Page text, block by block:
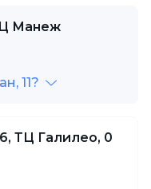
Манеж
11?
ТЦ Галилео, 0